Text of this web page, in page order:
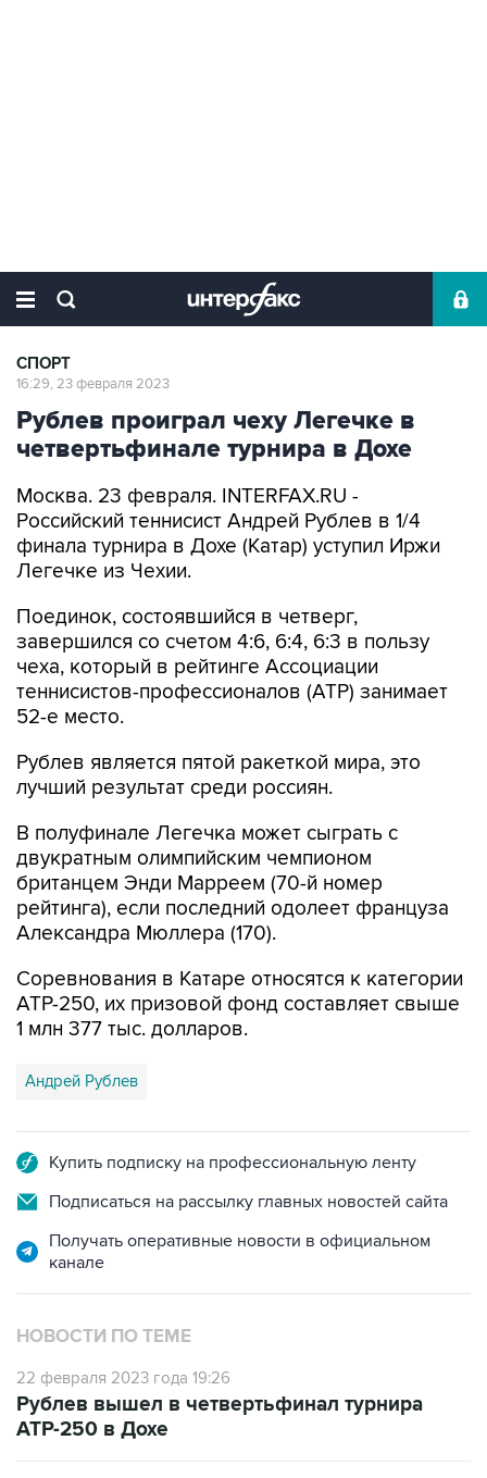
СПОРТ
16:29, 23 февраля 2023
Рублев проиграл чеху Легечке в
четвертьфинале турнира в Дохе
Москва. 23 февраля. INTERFAX.RU -
Российский теннисист Андрей Рублев в 1/4
финала турнира в Дохе (Катар) уступил Иржи
Легечке из Чехии.
Поединок, состоявшийся в четверг,
завершился со счетом 4:6, 6:4, 6:3 в пользу
чеха, который в рейтинге Ассоциации
теннисистов-профессионалов (АТР) занимает
52-е место.
Рублев является пятой ракеткой мира, это
лучший результат среди россиян.
В полуфинале Легечка может сыграть с
двукратным олимпийским чемпионом
британцем Энди Марреем (70-й номер
рейтинга), если последний одолеет француза
Александра Мюллера (170).
Соревнования в Катаре относятся к категории
АТР-250, их призовой фонд составляет свыше
1 млн 377 тыс. долларов.
Андрей Рублев
Купить подписку на профессиональную ленту
Подписаться на рассылку главных новостей сайта
Получать оперативные новости в официальном
канале
НОВОСТИ ПО ТЕМЕ
22 февраля 2023 года 19:26
Рублев вышел в четвертьфинал турнира
АТР-250 в Дохе